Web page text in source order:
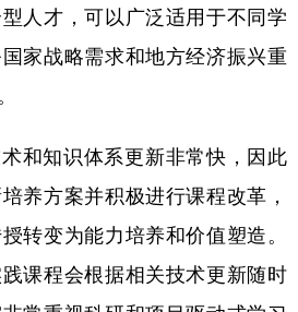
人才，可以广泛适用于不同学
家战略需求和地方经济振兴重
和知识体系更新非常快，因此
养方案并积极进行课程改革，
转变为能力培养和价值塑造。
课程会根据相关技术更新随时